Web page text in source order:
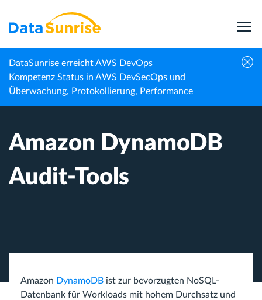
DataSunrise erreichtAWS DevOps
Kompetenz Status in AWS DevSecOps und
Überwachung, Protokollierung, Performance
Startseite Wissenszentrum Amazon DynamoDB Audit-Tools
Amazon DynamoDB
Audit-Tools
Amazon DynamoDB ist zur bevorzugten NoSQL-
Datenbank für Workloads mit hohem Durchsatz und